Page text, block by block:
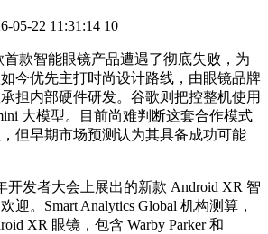
05-22 11:31:14 10
首款智能眼镜产品遭遇了彻底失败，为
今优先主打时尚设计路线，由眼镜品牌
担内部硬件研发。谷歌则把控整机使用
大模型。目前尚难判断这套合作模式
但早期市场预测认为其具备成功可能
开发者大会上展出的新款 Android XR 智
迎。Smart Analytics Global 机构测算，
XR 眼镜，包含 Warby Parker 和